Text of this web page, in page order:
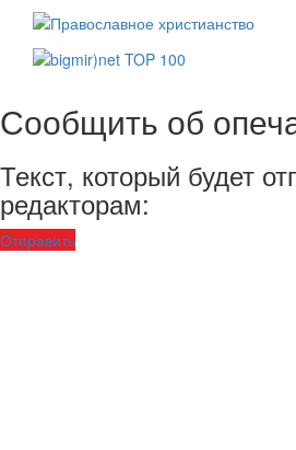
Сообщить об
Текст, который будет
редакторам:
Отправить